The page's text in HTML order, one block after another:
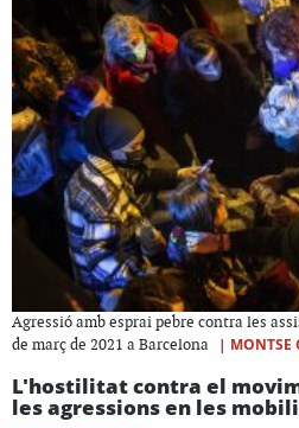
Agressió amb esprai pebre contra les
de març de 2021 a Barcelona
| MONTSE
L'hostilitat contra el
les agressions en les